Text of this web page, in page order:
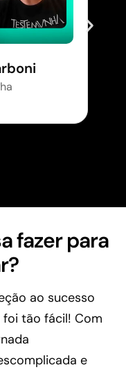
fazer para
ao sucesso
foi tão fácil! Com
e